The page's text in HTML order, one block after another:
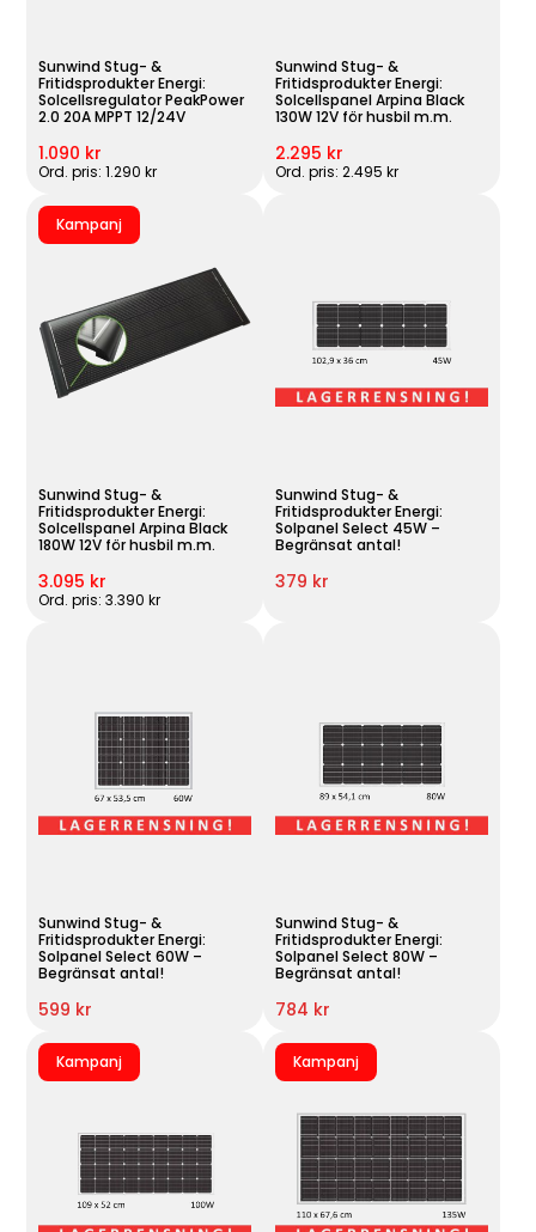
Sunwind Stug- &
Fritidsprodukter Energi:
Solcellsregulator PeakPower
2.0 20A MPPT 12/24V
1.090 kr
Ord. pris: 1.290 kr
Sunwind Stug- &
Fritidsprodukter Energi:
Solcellspanel Arpina Black
130W 12V för husbil m.m.
2.295 kr
Ord. pris: 2.495 kr
Kampanj
Sunwind Stug- &
Fritidsprodukter Energi:
Solcellspanel Arpina Black
180W 12V för husbil m.m.
3.095 kr
Ord. pris: 3.390 kr
Sunwind Stug- &
Fritidsprodukter Energi:
Solpanel Select 45W –
Begränsat antal!
379 kr
Sunwind Stug- &
Fritidsprodukter Energi:
Solpanel Select 60W –
Begränsat antal!
599 kr
Sunwind Stug- &
Fritidsprodukter Energi:
Solpanel Select 80W –
Begränsat antal!
784 kr
Kampanj Kampanj